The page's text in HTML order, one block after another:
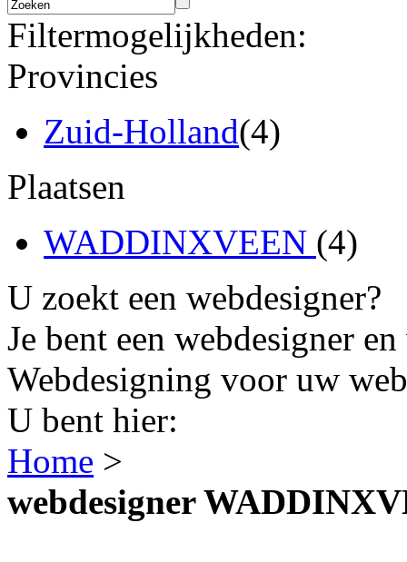
Filtermogelijkheden:
Provincies
Zuid-Holland(4)
Plaatsen
WADDINXVEEN (4)
U zoekt een webdesigner?
Je bent een webdesigner
Webdesigning voor uw
U bent hier:
Home >
webdesigner